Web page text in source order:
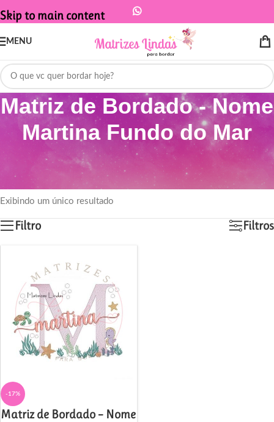
Skip to main content
MENU
Matriz de Bordado - Nome
Martina Fundo do Mar
Início
Produtos marcados com a tag “Matriz de Bordado - Nome Martina
Fundo do Mar”
Exibindo um único resultado
Filtro Filtros
-17%
Matriz de Bordado – Nome